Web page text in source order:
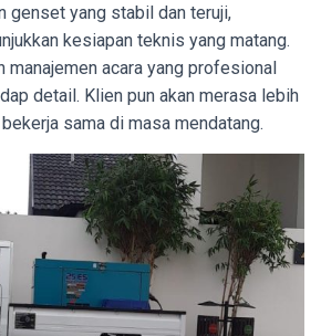
genset yang stabil dan teruji,
kesiapan teknis yang matang.
manajemen acara yang profesional
detail. Klien pun akan merasa lebih
sama di masa mendatang.